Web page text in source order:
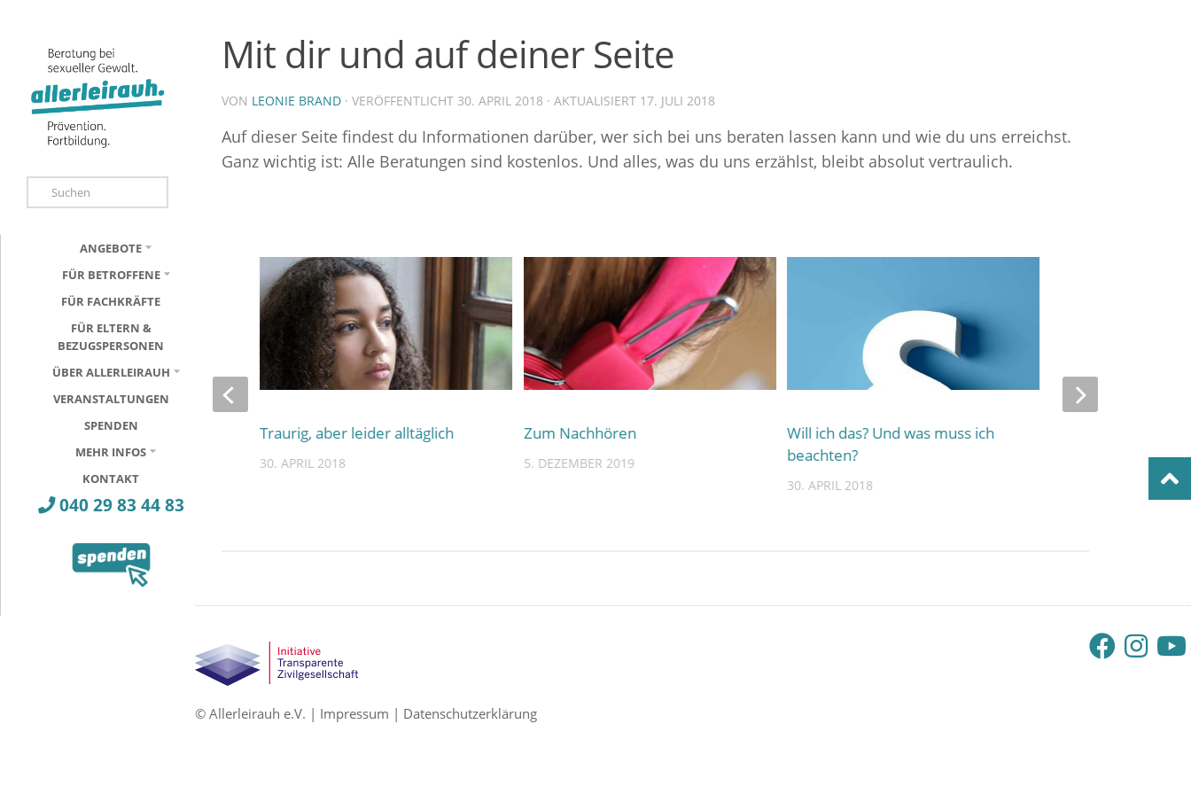
ANGEBOTE
FÜR BETROFFENE
FÜR FACHKRÄFTE
FÜR ELTERN &
BEZUGSPERSONEN
ÜBER ALLERLEIRAUH
VERANSTALTUNGEN
SPENDEN
MEHR INFOS
KONTAKT
040 29 83 44 83
Mit dir und auf deiner Seite
VON LEONIE BRAND · VERÖFFENTLICHT 30. APRIL 2018 · AKTUALISIERT 17. JULI 2018
Auf dieser Seite findest du Informationen darüber, wer sich bei uns beraten lassen kann und wie du uns erreichst.
Ganz wichtig ist: Alle Beratungen sind kostenlos. Und alles, was du uns erzählst, bleibt absolut vertraulich.
Zum Nachhören
5. DEZEMBER 2019
Will ich das? Und was muss ich
beachten?
30. APRIL 2018
– Der Podcast über
Gewalt und das große
MÄRZ 2021
Traurig, aber leider alltäglich
30. APRIL 2018
© Allerleirauh e.V. | Impressum | Datenschutzerklärung